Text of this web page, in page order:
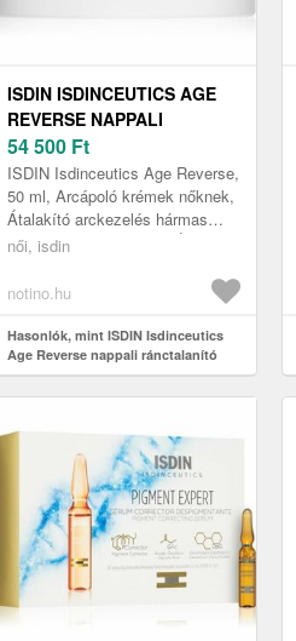
ISDIN ISDINCEUTICS AGE
REVERSE NAPPALI
RÁNCTALANÍTÓ KRÉM 50
ML
54 500 Ft
ISDIN Isdinceutics Age Reverse,
50 ml, Arcápoló krémek nőknek,
Átalakító arckezelés hármas
öregedésgátló hatással Állítsa
női, isdin
notino.hu
Hasonlók, mint ISDIN Isdinceutics
Age Reverse nappali ránctalanító
krém 50 ml